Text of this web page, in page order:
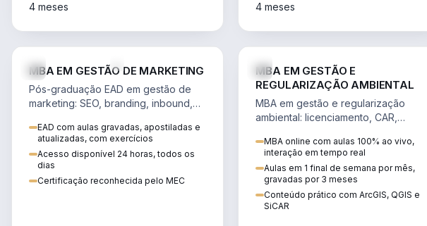
4 meses 4 meses
MBA EM GESTÃO DE MARKETING
Pós-graduação EAD em gestão de
marketing: SEO, branding, inbound,
decisões orientadas por dados.
EAD com aulas gravadas, apostiladas e
atualizadas, com exercícios
Acesso disponível 24 horas, todos os
dias
Certificação reconhecida pelo MEC
MBA EM GESTÃO E
REGULARIZAÇÃO AMBIENTAL
MBA em gestão e regularização
ambiental: licenciamento, CAR,
perícia ambiental com ArcGIS, QGIS e
SiCAR.
MBA online com aulas 100% ao vivo,
interação em tempo real
Aulas em 1 final de semana por mês,
gravadas por 3 meses
Conteúdo prático com ArcGIS, QGIS e
SiCAR